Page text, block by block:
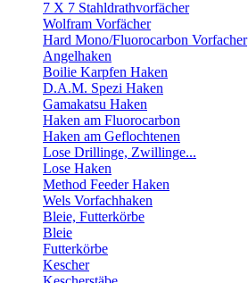
7 X 7 Stahldrathvorfächer
Wolfram Vorfächer
Hard Mono/Fluorocarbon Vorfacher
Angelhaken
Boilie Karpfen Haken
D.A.M. Spezi Haken
Gamakatsu Haken
Haken am Fluorocarbon
Haken am Geflochtenen
Lose Drillinge, Zwillinge...
Lose Haken
Method Feeder Haken
Wels Vorfachhaken
Bleie, Futterkörbe
Bleie
Futterkörbe
Kescher